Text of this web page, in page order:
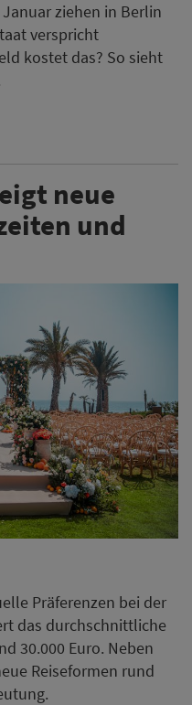
ziehen in Berlin
verspricht
kostet das? So sieht
neue
und
Präferenzen bei der
das durchschnittliche
30.000 Euro. Neben
Reiseformen rund